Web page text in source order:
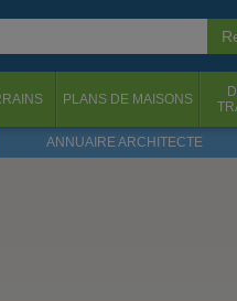
PLANS DE MAISONS
ANNUAIRE ARCHITECTE